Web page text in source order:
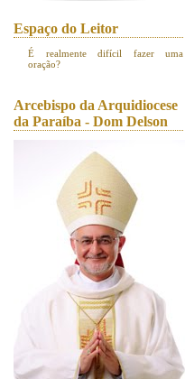
Espaço do Leitor
É realmente difícil fazer uma
oração?
Arcebispo da Arquidiocese
da Paraíba - Dom Delson